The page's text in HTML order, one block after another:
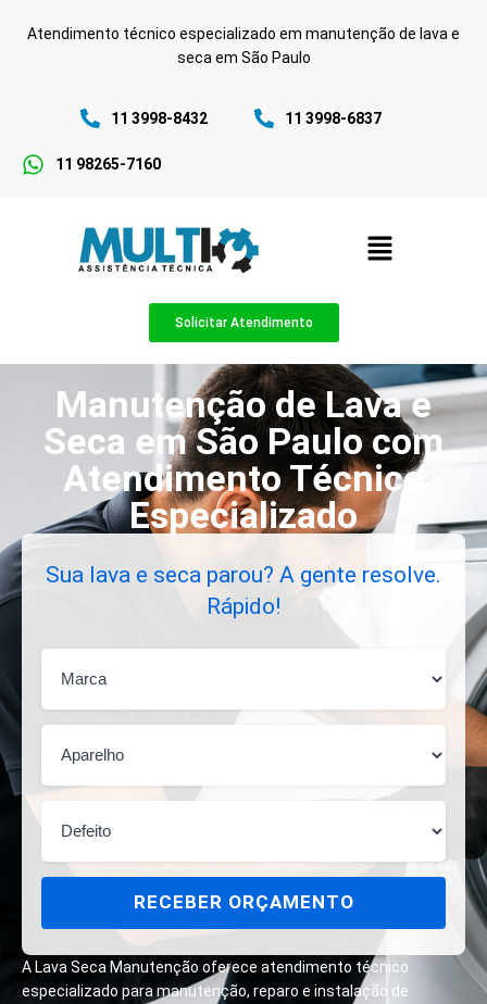
Atendimento técnico especializado em manutenção de lava e
seca em São Paulo
11 3998-8432 11 3998-6837
11 98265-7160
Solicitar Atendimento
Manutenção de Lava e
Seca em São Paulo com
Atendimento Técnico
Especializado
Sua lava e seca parou? A gente resolve.
Rápido!
RECEBER ORÇAMENTO
A Lava Seca Manutenção oferece atendimento técnico
especializado para manutenção, reparo e instalação de